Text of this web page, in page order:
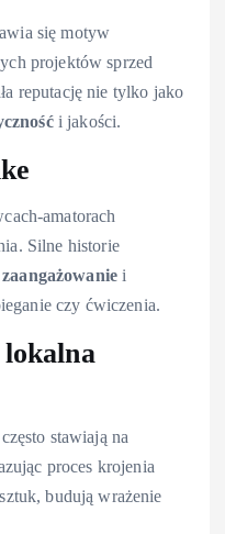
się motyw
projektów sprzed
reputację nie tylko jako
i jakości.
amatorach
Silne historie
zaangażowanie i
czy ćwiczenia.
stawiają na
proces krojenia
budują wrażenie